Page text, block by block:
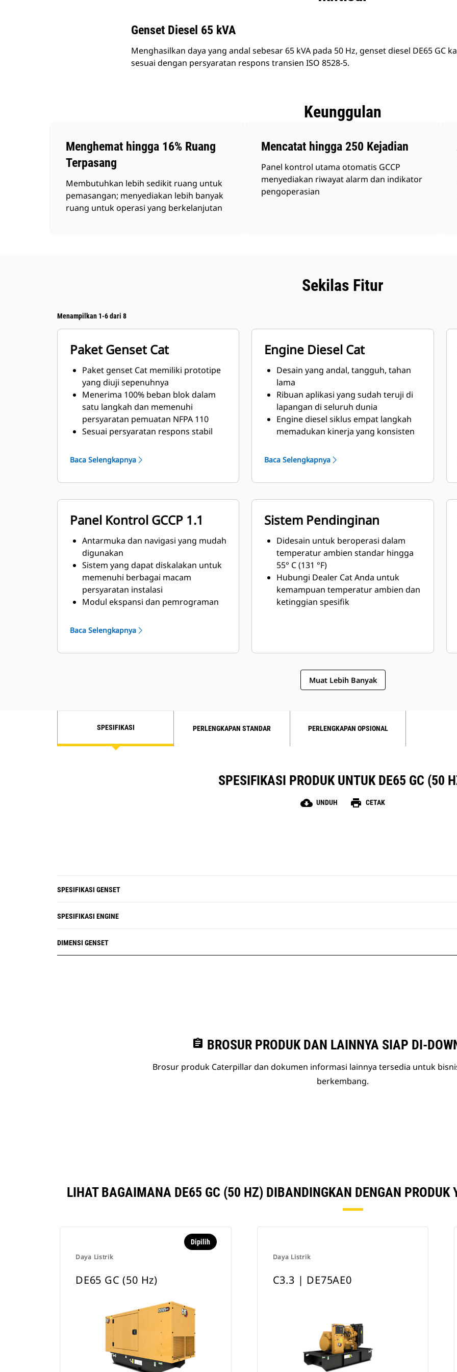
Genset Diesel 65 kVA
Menghasilkan daya yang andal sebesar 65 kVA pada 50 Hz, genset diesel DE65 GC
sesuai dengan persyaratan respons transien ISO 8528-5.
Keunggulan
Menghemat hingga 16% Ruang
Terpasang
Membutuhkan lebih sedikit ruang untuk
pemasangan; menyediakan lebih banyak
ruang untuk operasi yang berkelanjutan
Mencatat hingga 250 Kejadian
Panel kontrol utama otomatis GCCP
menyediakan riwayat alarm dan indikator
pengoperasian
Sekilas Fitur
Menampilkan 1-6 dari 8
Paket Genset Cat
Paket genset Cat memiliki prototipe
yang diuji sepenuhnya
Menerima 100% beban blok dalam
satu langkah dan memenuhi
persyaratan pemuatan NFPA 110
Sesuai persyaratan respons stabil
Baca Selengkapnya
Engine Diesel Cat
Desain yang andal, tangguh, tahan
lama
Ribuan aplikasi yang sudah teruji di
lapangan di seluruh dunia
Engine diesel siklus empat langkah
memadukan kinerja yang konsisten
sangat baik dengan bobot minimum
Baca Selengkapnya
Panel Kontrol GCCP 1.1
Antarmuka dan navigasi yang mudah
digunakan
Sistem yang dapat diskalakan untuk
memenuhi berbagai macam
persyaratan instalasi
Modul ekspansi dan pemrograman
persyaratan spesifik pelanggan
Baca Selengkapnya
Sistem Pendinginan
Didesain untuk beroperasi dalam
temperatur ambien standar hingga
55° C (131 °F)
Hubungi Dealer Cat Anda untuk
kemampuan temperatur ambien dan
ketinggian spesifik
Muat Lebih Banyak
SPESIFIKASI PERLENGKAPAN STANDAR PERLENGKAPAN OPSIONAL
SPESIFIKASI PRODUK UNTUK DE65 GC (50
cloud_download UNDUH print CETAK
SPESIFIKASI GENSET
SPESIFIKASI ENGINE
DIMENSI GENSET
assignment BROSUR PRODUK DAN LAINNYA SIAP DI-
Brosur produk Caterpillar dan dokumen informasi lainnya tersedia untuk
berkembang.
LIHAT BAGAIMANA DE65 GC (50 HZ) DIBANDINGKAN DENGAN PRODUK
Daya Listrik
Dipilih
DE65 GC (50 Hz)
Daya Listrik
C3.3 | DE75AE0